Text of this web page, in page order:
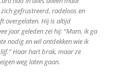
gefrustreerd, radeloos en
overgelaten. Hij is altijd
jaar geleden zei hij: “Mam, ik ga
nodig en wil ontdekken wie ik
Haar hart brak, maar ze
weg laten gaan.